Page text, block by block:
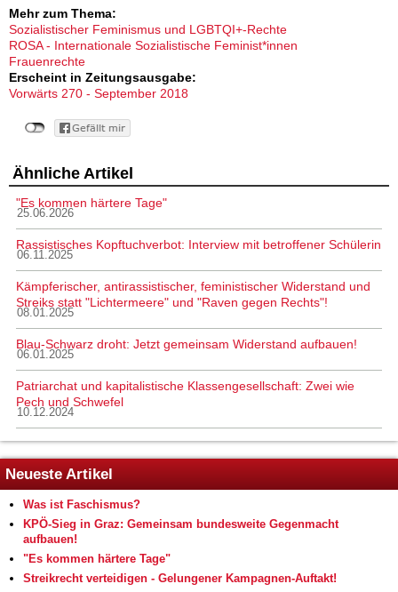
Mehr zum Thema:
Sozialistischer Feminismus und LGBTQI+-Rechte
ROSA - Internationale Sozialistische Feminist*innen
Frauenrechte
Erscheint in Zeitungsausgabe:
Vorwärts 270 - September 2018
Ähnliche Artikel
"Es kommen härtere Tage"
25.06.2026
Rassistisches Kopftuchverbot: Interview mit betroffener Schülerin
06.11.2025
Kämpferischer, antirassistischer, feministischer Widerstand und
Streiks statt "Lichtermeere" und "Raven gegen Rechts"!
08.01.2025
Blau-Schwarz droht: Jetzt gemeinsam Widerstand aufbauen!
06.01.2025
Patriarchat und kapitalistische Klassengesellschaft: Zwei wie
Pech und Schwefel
10.12.2024
Neueste Artikel
Was ist Faschismus?
KPÖ-Sieg in Graz: Gemeinsam bundesweite Gegenmacht
aufbauen!
"Es kommen härtere Tage"
Streikrecht verteidigen - Gelungener Kampagnen-Auftakt!